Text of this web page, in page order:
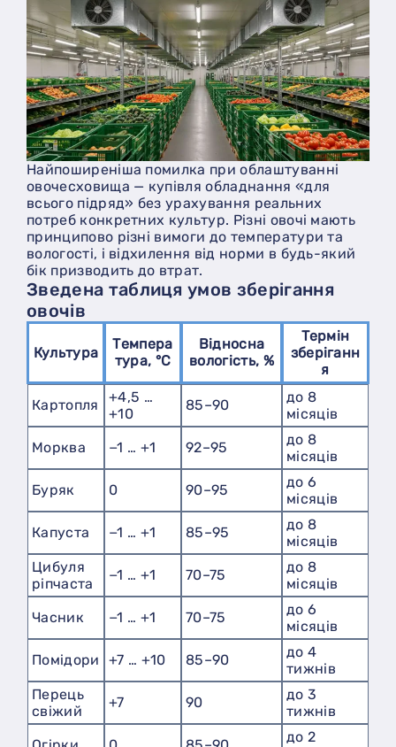
Найпоширеніша помилка при облаштуванні
овочесховища — купівля обладнання «для
всього підряд» без урахування реальних
потреб конкретних культур. Різні овочі мають
принципово різні вимоги до температури та
вологості, і відхилення від норми в будь-який
бік призводить до втрат.
Зведена таблиця умов зберігання
овочів
Культура
Темпера
тура, °С
Відносна
вологість, %
Термін
зберіганн
я
Картопля
+4,5 …
+10
85–90
до 8
місяців
Морква
−1 … +1 92–95
до 8
місяців
Буряк
0 90–95
до 6
місяців
Капуста
−1 … +1 85–95
до 8
місяців
Цибуля
ріпчаста
−1 … +1 70–75
до 8
місяців
Часник
−1 … +1 70–75
до 6
місяців
Помідори
+7 … +10 85–90
до 4
тижнів
Перець
свіжий
+7 90
до 3
тижнів
до 2